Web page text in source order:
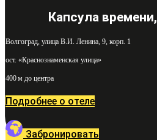
Капсула
Волгоград, улица В.И. Ленина, 9, корп. 1
ост. «Краснознаменская улица»
400 м до центра
Подробнее о отеле
Забронировать